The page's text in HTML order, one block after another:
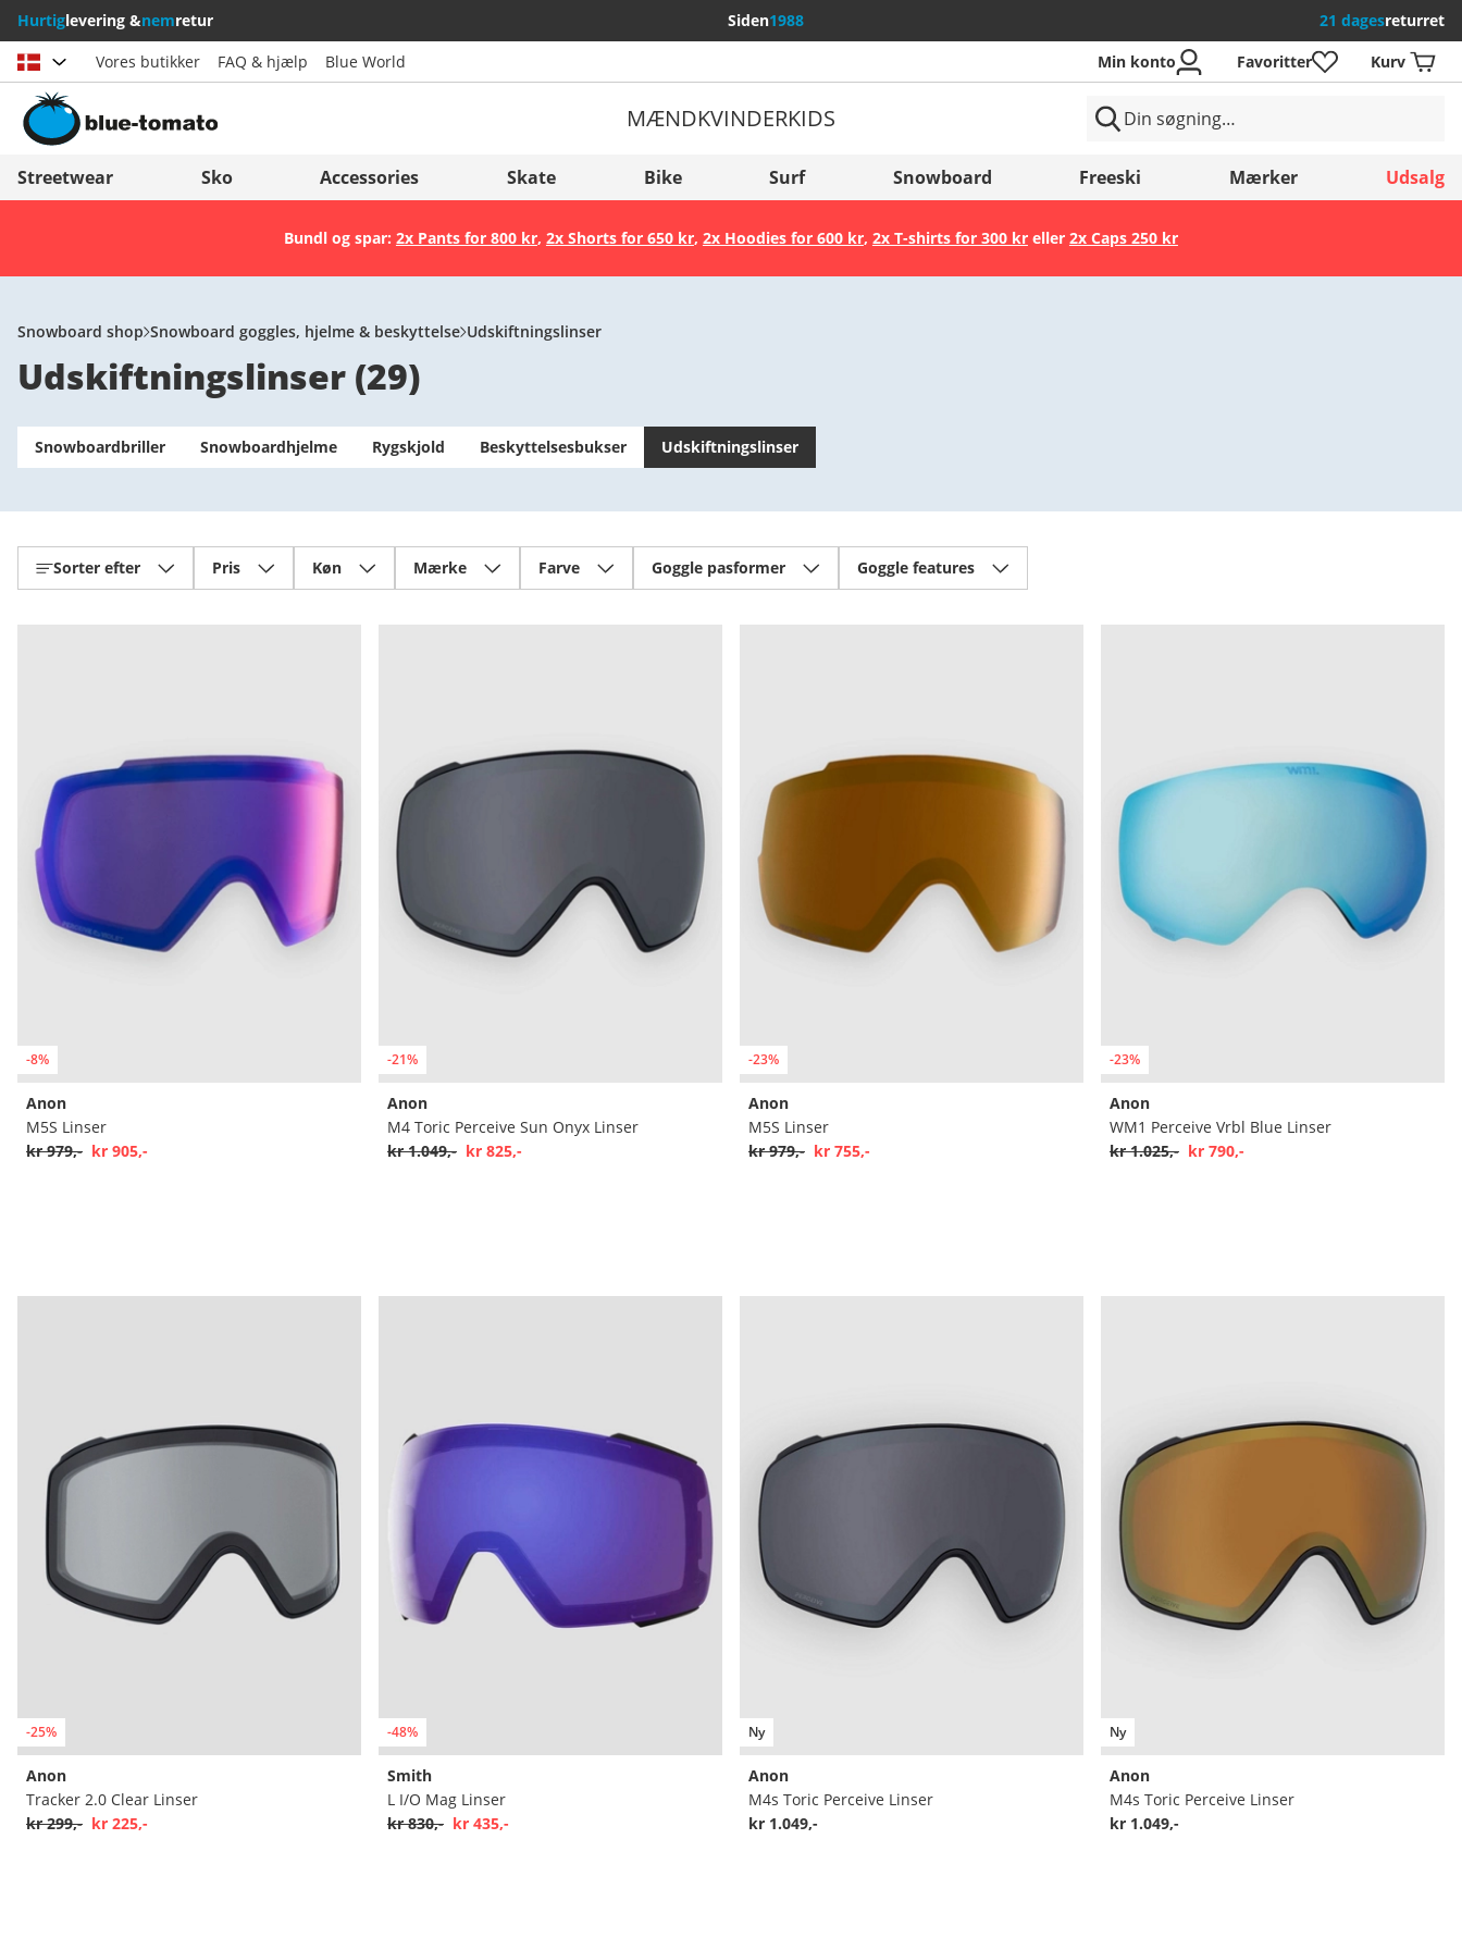
Hurtiglevering &nemretur Siden1988 21 dagesreturret
Vælg land
Österreich
Svizzera (Italiano)
France
Italia (Italiano)
Italien (Deutsch)
Suomi
United Kingdom
Slovenija
België (Nederlands)
Danmark
Gem
Vores butikker FAQ & hjælp Blue World Min konto Favoritter Kurv
MÆNDKVINDERKIDS
Streetwear Sko Accessories Skate Bike Surf Snowboard Freeski Mærker Udsalg
Bundl og spar: 2x Pants for 800 kr, 2x Shorts for 650 kr, 2x Hoodies for 600 kr, 2x T-shirts for 300 kreller 2x Caps 250 kr
Snowboard shop Snowboard goggles, hjelme & beskyttelse Udskiftningslinser
Udskiftningslinser (29)
Snowboardbriller Snowboardhjelme Rygskjold Beskyttelsesbukser Udskiftningslinser
Sorter efter Pris Køn Mærke Farve Goggle pasformer Goggle features
-8%
Anon
M5S Linser
kr 979,- kr 905,-
-21%
Anon
M4 Toric Perceive Sun Onyx Linser
kr 1.049,- kr 825,-
-23%
Anon
M5S Linser
kr 979,- kr 755,-
-23%
Anon
WM1 Perceive Vrbl Blue Linser
kr 1.025,- kr 790,-
-25%
Anon
Tracker 2.0 Clear Linser
kr 299,- kr 225,-
-48%
Smith
L I/O Mag Linser
kr 830,- kr 435,-
Ny
Anon
M4s Toric Perceive Linser
kr 1.049,-
Ny
Anon
M4s Toric Perceive Linser
kr 1.049,-